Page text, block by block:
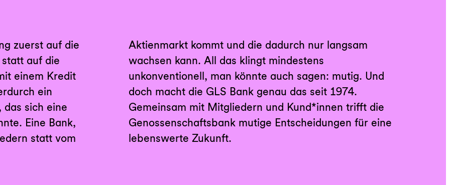
zuerst auf die
auf die
einem Kredit
ein
sich eine
Eine Bank,
statt vom
nur langsam
mutig. Und
seit 1974.
trifft die
für eine
lebenswerte Zukunft.